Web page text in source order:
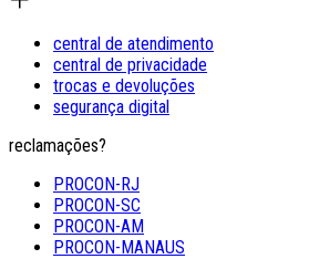
central de atendimento
central de privacidade
trocas e devoluções
segurança digital
reclamações?
PROCON-RJ
PROCON-SC
PROCON-AM
PROCON-MANAUS